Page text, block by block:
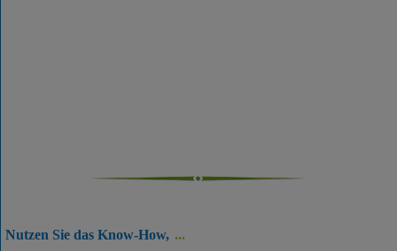
Nutzen Sie das Know-How,